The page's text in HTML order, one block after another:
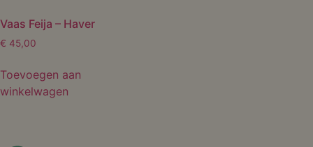
Vaas Feija – Haver
€ 45,00
Toevoegen aan
winkelwagen